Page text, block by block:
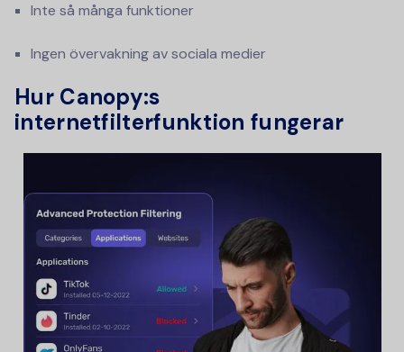
Inte så många funktioner
Ingen övervakning av sociala medier
Hur Canopy:s
internetfilterfunktion fungerar